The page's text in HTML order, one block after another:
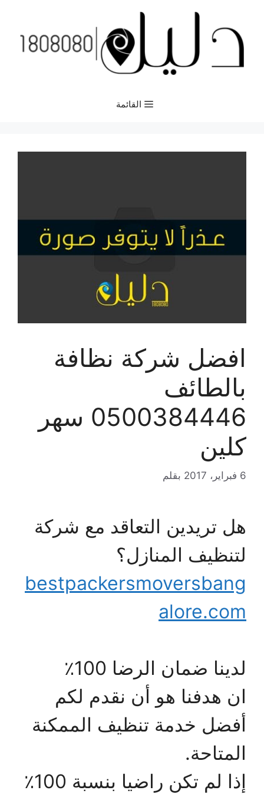
المحتوى
القائمة
افضل شركة نظافة
بالطائف
0500384446 سهر
كلين
6 فبراير، 2017 بقلم
هل تريدين التعاقد مع شركة
لتنظيف المنازل؟
bestpackersmoversbang
alore.com
لدينا ضمان الرضا 100٪
ان هدفنا هو أن نقدم لكم
أفضل خدمة تنظيف الممكنة
المتاحة.
إذا لم تكن راضيا بنسبة 100٪